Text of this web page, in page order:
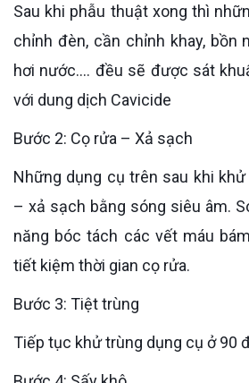
Sau khi phẫu thuật xong thì những dụng cụ như cần
chỉnh đèn, cần chỉnh khay, bồn
hơi nước…. đều sẽ được sát
với dung dịch Cavicide
Bước 2: Cọ rửa – Xả sạch
Những dụng cụ trên sau khi khử khuẩn sẽ được rửa
– xả sạch bằng sóng siêu âm.
năng bóc tách các vết máu
tiết kiệm thời gian cọ rửa.
Bước 3: Tiệt trùng
Tiếp tục khử trùng dụng cụ ở 90